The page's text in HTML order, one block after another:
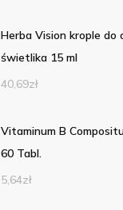
Herba Vision krople do
świetlika 15 ml
40,69zł
Vitaminum B
60 Tabl.
5,64zł